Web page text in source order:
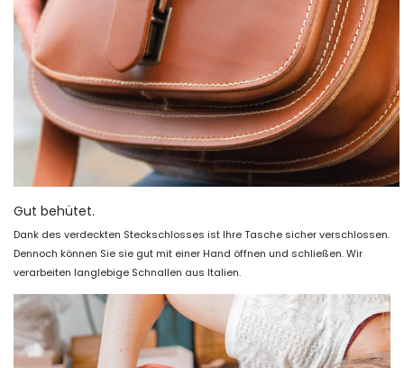
Gut behütet.
Dank des verdeckten Steckschlosses ist Ihre Tasche sicher verschlossen.
Dennoch können Sie sie gut mit einer Hand öffnen und schließen. Wir
verarbeiten langlebige Schnallen aus Italien.